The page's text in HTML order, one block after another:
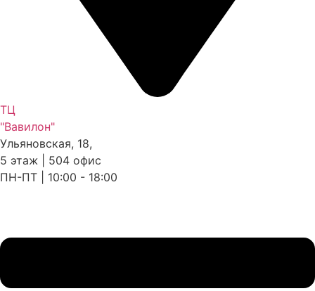
ТЦ
"Вавилон"
Ульяновская, 18,
5 этаж | 504 офис
ПН-ПТ | 10:00 - 18:00